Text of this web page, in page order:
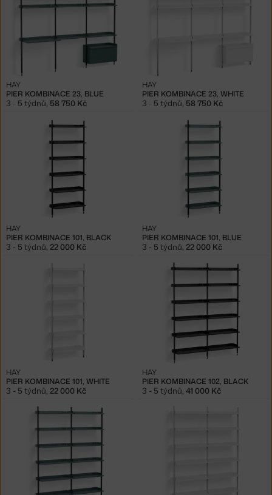
PIER KOMBINACE 23, BLUE
HAY
3 - 5 týdnů, 58 750 Kč
PIER KOMBINACE 23, WHITE
HAY
3 - 5 týdnů, 58 750 Kč
PIER KOMBINACE 101, BLACK
HAY
3 - 5 týdnů, 22 000 Kč
PIER KOMBINACE 101, BLUE
HAY
3 - 5 týdnů, 22 000 Kč
PIER KOMBINACE 101, WHITE
HAY
3 - 5 týdnů, 22 000 Kč
PIER KOMBINACE 102, BLACK
HAY
3 - 5 týdnů, 41 000 Kč